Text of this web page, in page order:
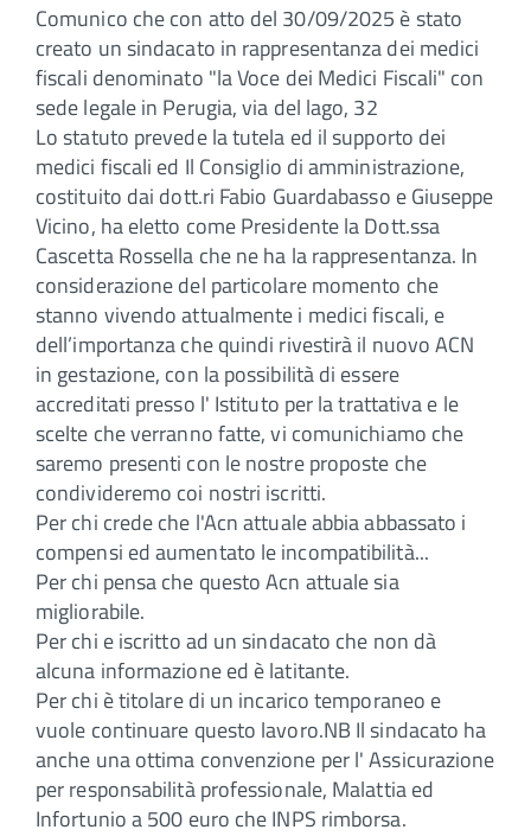
Comunico che con atto del 30/09/2025 è stato
creato un sindacato in rappresentanza dei medici
fiscali denominato "la Voce dei Medici Fiscali" con
sede legale in Perugia, via del lago, 32
Lo statuto prevede la tutela ed il supporto dei
medici fiscali ed Il Consiglio di amministrazione,
costituito dai dott.ri Fabio Guardabasso e Giuseppe
Vicino, ha eletto come Presidente la Dott.ssa
Cascetta Rossella che ne ha la rappresentanza. In
considerazione del particolare momento che
stanno vivendo attualmente i medici fiscali, e
dell’importanza che quindi rivestirà il nuovo ACN
in gestazione, con la possibilità di essere
accreditati presso l' Istituto per la trattativa e le
scelte che verranno fatte, vi comunichiamo che
saremo presenti con le nostre proposte che
condivideremo coi nostri iscritti.
Per chi crede che l'Acn attuale abbia abbassato i
compensi ed aumentato le incompatibilità...
Per chi pensa che questo Acn attuale sia
migliorabile.
Per chi e iscritto ad un sindacato che non dà
alcuna informazione ed è latitante.
Per chi è titolare di un incarico temporaneo e
vuole continuare questo lavoro.NB Il sindacato ha
anche una ottima convenzione per l' Assicurazione
per responsabilità professionale, Malattia ed
Infortunio a 500 euro che INPS rimborsa.